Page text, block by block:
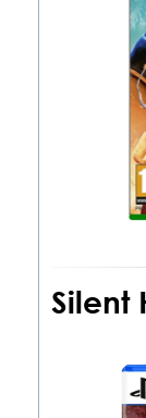
Silent